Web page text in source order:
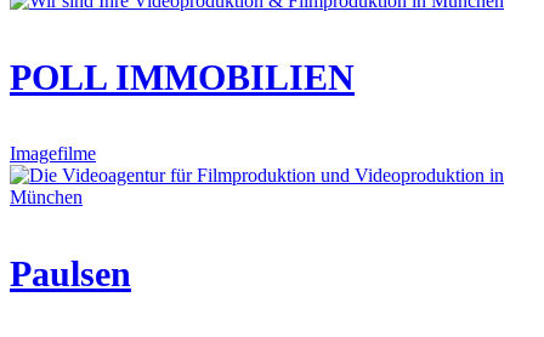
POLL IMMOBILIEN
Imagefilme
Paulsen